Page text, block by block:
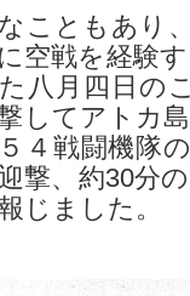
こともあり
空戦を経験
八月四日の
してアトカ
４戦闘機隊
撃、約30分
じました。